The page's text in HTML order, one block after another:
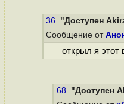
36. "Доступен
Сообщение от
открыл я этот
68. "Доступен